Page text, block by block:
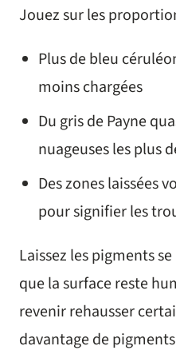
Jouez sur les
Plus de bleu
moins chargées
Du gris de Payne
nuageuses les plus
Des zones laissées
pour signifier les
Laissez les pigments
que la surface reste
revenir rehausser
davantage de